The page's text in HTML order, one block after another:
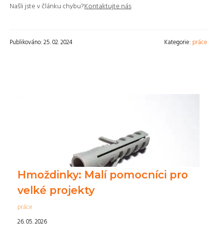
Našli jste v článku chybu?Kontaktujte nás
Publikováno: 25. 02. 2024 Kategorie: práce
Hmoždinky: Malí pomocníci pro
velké projekty
práce
26. 05. 2026